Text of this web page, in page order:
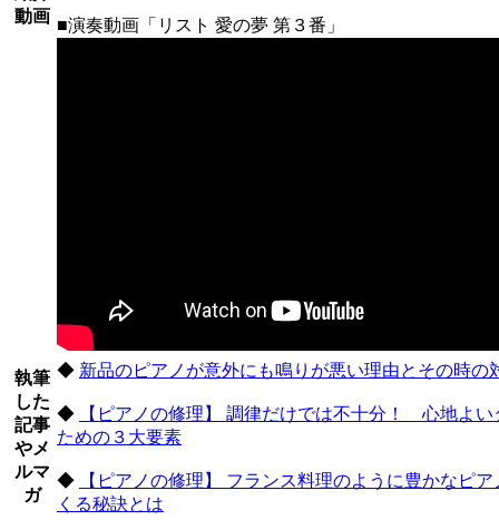
動画 ■演奏動画「リスト 愛の夢 第３番」
執筆
した
記事
やメ
ルマ
ガ
◆ 新品のピアノが意外にも鳴りが悪い理由とその時の
◆
【ピアノの修理】 調律だけでは不十分！ 心地よい
ための３大要素
◆
【ピアノの修理】 フランス料理のように豊かなピ
くる秘訣とは